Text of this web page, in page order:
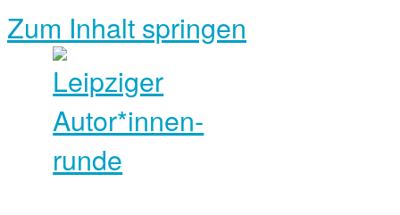
Zum Inhalt springen